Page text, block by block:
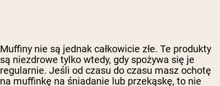
Muffiny nie są jednak całkowicie złe. Te produkty
są niezdrowe tylko wtedy, gdy spożywa się je
regularnie. Jeśli od czasu do czasu masz ochotę
na muffinkę na śniadanie lub przekąskę, to nie